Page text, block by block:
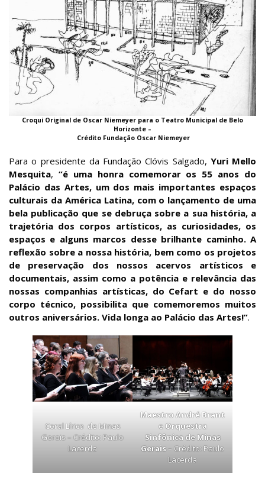
Croqui Original de Oscar Niemeyer para o Teatro Municipal de Belo
Horizonte –
Crédito Fundação Oscar Niemeyer
Para o presidente da Fundação Clóvis Salgado, Yuri Mello
Mesquita, “é uma honra comemorar os 55 anos do
Palácio das Artes, um dos mais importantes espaços
culturais da América Latina, com o lançamento de uma
bela publicação que se debruça sobre a sua história, a
trajetória dos corpos artísticos, as curiosidades, os
espaços e alguns marcos desse brilhante caminho. A
reflexão sobre a nossa história, bem como os projetos
de preservação dos nossos acervos artísticos e
documentais, assim como a potência e relevância das
nossas companhias artísticas, do Cefart e do nosso
corpo técnico, possibilita que comemoremos muitos
outros aniversários. Vida longa ao Palácio das Artes!”.
Coral Lírico de Minas
Gerais – Crédito: Paulo
Lacerda
Maestro André Brant
eOrquestra
Sinfônica de Minas
Gerais – Crédito: Paulo
Lacerda